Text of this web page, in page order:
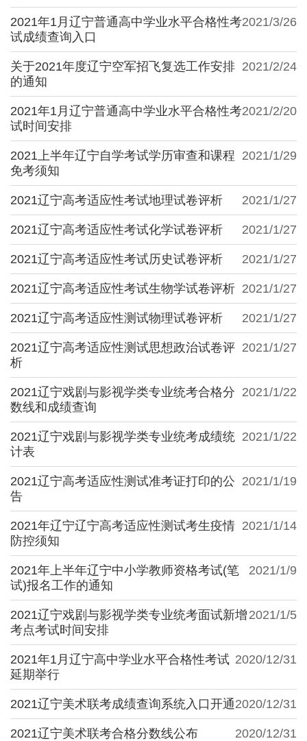
2021/3/26
2021年1月辽宁普通高中学业水平合格性考
试成绩查询入口
2021/2/24
关于2021年度辽宁空军招飞复选工作安排
的通知
2021/2/20
2021年1月辽宁普通高中学业水平合格性考
试时间安排
2021/1/29
2021上半年辽宁自学考试学历审查和课程
免考须知
2021/1/27
2021辽宁高考适应性考试地理试卷评析
2021/1/27
2021辽宁高考适应性考试化学试卷评析
2021/1/27
2021辽宁高考适应性考试历史试卷评析
2021/1/27
2021辽宁高考适应性考试生物学试卷评析
2021/1/27
2021辽宁高考适应性测试物理试卷评析
2021/1/27
2021辽宁高考适应性测试思想政治试卷评
析
2021/1/22
2021辽宁戏剧与影视学类专业统考合格分
数线和成绩查询
2021/1/22
2021辽宁戏剧与影视学类专业统考成绩统
计表
2021/1/19
2021辽宁高考适应性测试准考证打印的公
告
2021/1/14
2021年辽宁辽宁高考适应性测试考生疫情
防控须知
2021/1/9
2021年上半年辽宁中小学教师资格考试(笔
试)报名工作的通知
2021/1/5
2021辽宁戏剧与影视学类专业统考面试新增
考点考试时间安排
2020/12/31
2021年1月辽宁高中学业水平合格性考试
延期举行
2020/12/31
2021辽宁美术联考成绩查询系统入口开通
2020/12/31
2021辽宁美术联考合格分数线公布